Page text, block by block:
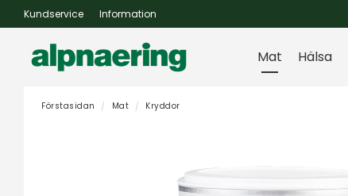
Kundservice Information
Mat Hälsa
Förstasidan Mat Kryddor